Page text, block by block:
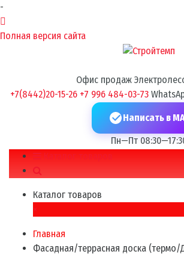
-
Полная версия сайта
Офис продаж
+7(8442)20-15-26 +7 996 484-03-73
Написать в
Пн—Пт
Каталог товаров
Каталог товаров
×
Главная
Фасадная/террасная доска (термо/